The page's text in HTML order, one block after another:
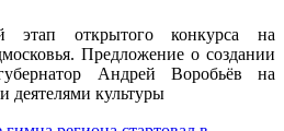
этап открытого конкурса на
Предложение о создании
Андрей Воробьёв на
деятелями культуры